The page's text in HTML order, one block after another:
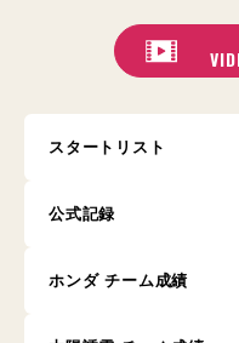
スタートリスト
公式記録
ホンダ チーム成績